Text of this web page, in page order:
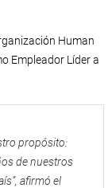
Human
Empleador Líder a
propósito:
de nuestros
afirmó el